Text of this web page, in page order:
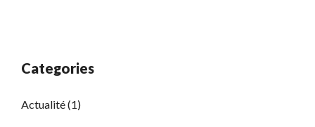
Categories
Actualité(1)